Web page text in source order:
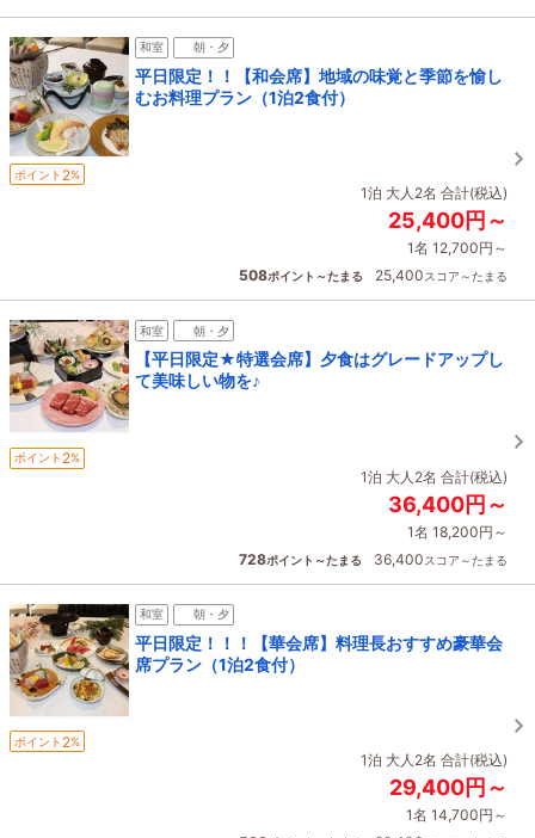
和室 朝・夕
平日限定！！【和会席】地域の味覚と季節を愉し
むお料理プラン（1泊2食付）
ポイント 2%
1泊 大人2名 合計(税込)
25,400円～
1名 12,700円～
508ポイント～たまる 25,400スコア～たまる
和室 朝・夕
【平日限定★特選会席】夕食はグレードアップし
て美味しい物を♪
ポイント 2%
1泊 大人2名 合計(税込)
36,400円～
1名 18,200円～
728ポイント～たまる 36,400スコア～たまる
和室 朝・夕
平日限定！！！【華会席】料理長おすすめ豪華会
席プラン（1泊2食付）
ポイント 2%
1泊 大人2名 合計(税込)
29,400円～
1名 14,700円～